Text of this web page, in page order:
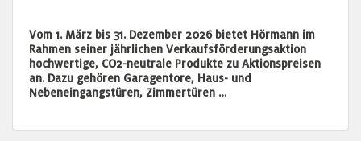
Vom 1. März bis 31. Dezember 2026 bietet Hörmann im
Rahmen seiner jährlichen Verkaufsförderungsaktion
hochwertige, CO2-neutrale Produkte zu Aktionspreisen
an. Dazu gehören Garagentore, Haus- und
Nebeneingangstüren, Zimmertüren …